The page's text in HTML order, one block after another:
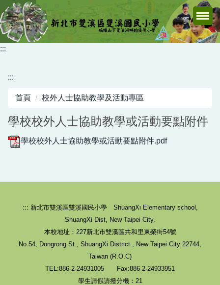
跳
到
主
要
區
:::
:::
首頁 校外人士協助教學及活動專區
學校校外人士協助教學或活動要點附件
學校校外人士協助教學或活動要點附件.pdf
::: 新北市雙溪區雙溪國民小學 ShuangXi Elementary school,
ShuangXi Dist, New Taipei City.
本校地址：227新北市雙溪區共和里東榮街54號
No.54, Dongrong St., ShuangXi District., New Taipei City 22744,
Taiwan (R.O.C)
TEL:886-2-24931005 Fax:886-2-24933951
學生請假請撥分機：21